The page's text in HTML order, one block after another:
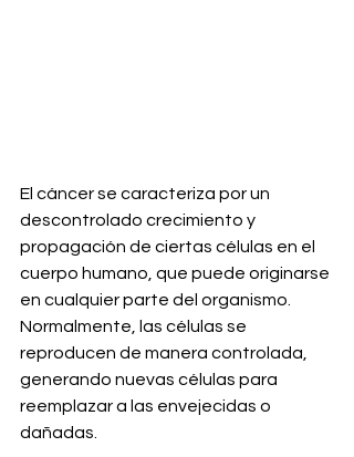
El cáncer se caracteriza por un
descontrolado crecimiento y
propagación de ciertas células en el
cuerpo humano, que puede originarse
en cualquier parte del organismo.
Normalmente, las células se
reproducen de manera controlada,
generando nuevas células para
reemplazar a las envejecidas o
dañadas.